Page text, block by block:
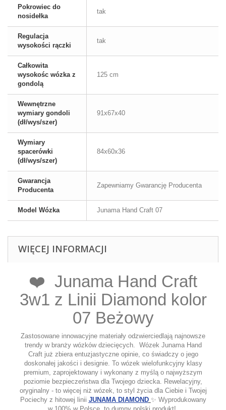
Pokrowiec do
nosidełka
tak
Regulacja
wysokości rączki
tak
Całkowita
wysokośc wózka z
gondolą
125 cm
Wewnętrzne
wymiary gondoli
(dł/wys/szer)
91x67x40
Wymiary
spacerówki
(dł/wys/szer)
84x60x36
Gwarancja
Producenta
Zapewniamy Gwarancję Producenta
Model Wózka Junama Hand Craft 07
WIĘCEJ INFORMACJI
❤️ Junama Hand Craft
3w1 z Linii Diamond kolor
07 Beżowy
Zastosowane innowacyjne materiały odzwierciedlają najnowsze
trendy w branży wózków dziecięcych. Wózek Junama Hand
Craft już zbiera entuzjastyczne opinie, co świadczy o jego
doskonałej jakości i designie. To wózek wielofunkcyjny klasy
premium, zaprojektowany i wykonany z myślą o najwyższym
poziomie bezpieczeństwa dla Twojego dziecka. Rewelacyjny,
oryginalny - to więcej niż wózek, to styl życia dla Ciebie i Twojej
Pociechy z hitowej linii JUNAMA DIAMOND ✨ Wyprodukowany